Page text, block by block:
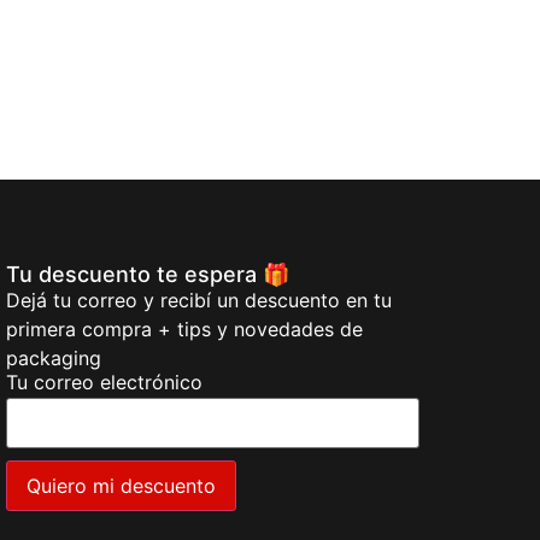
Tu descuento te espera 🎁
Dejá tu correo y recibí un descuento en tu
primera compra + tips y novedades de
packaging
Tu correo electrónico